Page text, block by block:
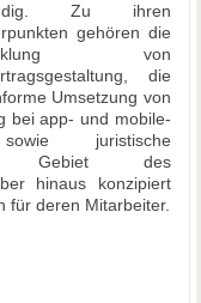
Zu ihren
gehören die
von
die
Umsetzung von
bei app- und mobile-
juristische
Gebiet des
hinaus konzipiert
für deren Mitarbeiter.